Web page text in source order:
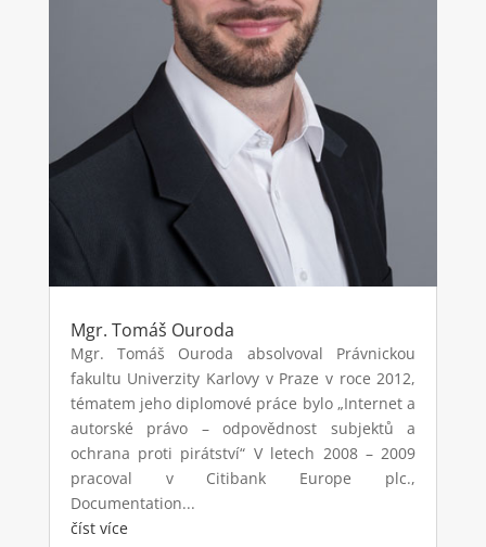
Mgr. Tomáš Ouroda
Mgr. Tomáš Ouroda absolvoval Právnickou
fakultu Univerzity Karlovy v Praze v roce 2012,
tématem jeho diplomové práce bylo „Internet a
autorské právo – odpovědnost subjektů a
ochrana proti pirátství“ V letech 2008 – 2009
pracoval v Citibank Europe plc.,
Documentation...
číst více